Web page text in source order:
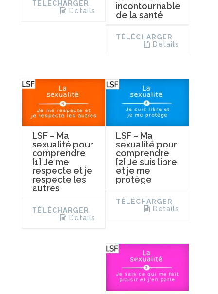
TÉLÉCHARGER
Details
incontournable
de la santé
TÉLÉCHARGER
Details
LSF – Ma
sexualité pour
comprendre
[1] Je me
respecte et je
respecte les
autres
TÉLÉCHARGER
Details
LSF – Ma
sexualité pour
comprendre
[2] Je suis libre
et je me
protège
TÉLÉCHARGER
Details